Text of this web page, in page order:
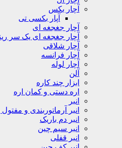
آچار بکس
آپار بکسی تی
آچار جغجغه ای
آچار جغجغه ای یک سر
آچار شلاقی
آچار فرانسه
آچار لوله
آلن
ابزار چند کاره
اره دستی و کمان اره
انبر
انبر آرماتوربندی و مفتول
انبر دم باریک
انبر سیم چین
انبر قفلی